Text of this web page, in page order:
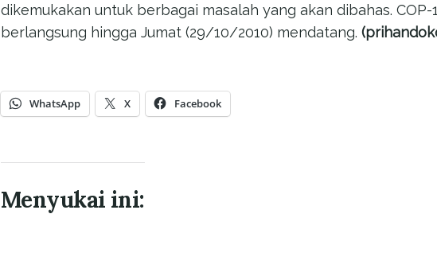
dikemukakan untuk berbagai masalah yang akan dibahas. COP-
berlangsung hingga Jumat (29/10/2010) mendatang.
WhatsApp X Facebook
Menyukai ini: